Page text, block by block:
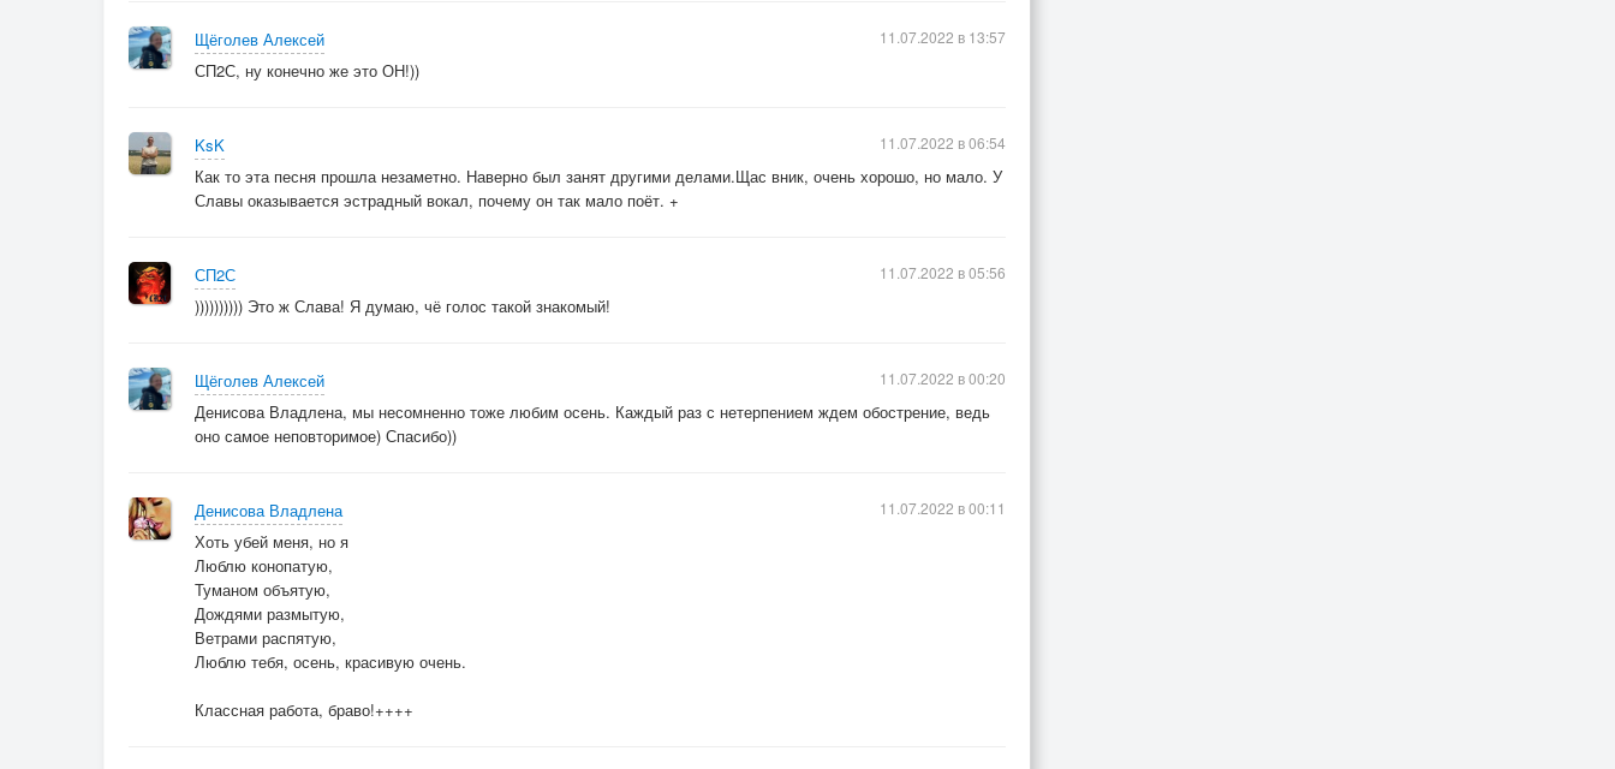
Щёголев Алексей
СП2С, ну конечно же это ОН!))
11.07.2022 в 13:57
KsK
Как то эта песня прошла незаметно. Наверно был занят другими делами.Щас вник, очень хорошо, но мало. У
Славы оказывается эстрадный вокал, почему он так мало поёт. +
11.07.2022 в 06:54
СП2С
)))))))))) Это ж Слава! Я думаю, чё голос такой знакомый!
11.07.2022 в 05:56
Щёголев Алексей
Денисова Владлена, мы несомненно тоже любим осень. Каждый раз с нетерпением ждем обострение, ведь
оно самое неповторимое) Спасибо))
11.07.2022 в 00:20
Денисова Владлена
Хоть убей меня, но я
Люблю конопатую,
Туманом объятую,
Дождями размытую,
Ветрами распятую,
Люблю тебя, осень, красивую очень.
Классная работа, браво!++++
11.07.2022 в 00:11